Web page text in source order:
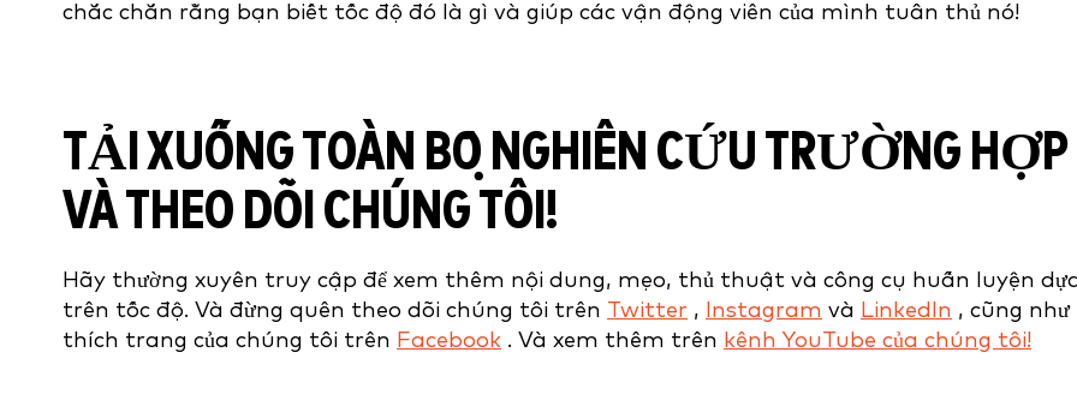
chắc chắn rằng bạn biết tốc độ đó là gì và giúp các vận động viên của mình tuân thủ nó!
TẢI XUỐNG TOÀN BỘ NGHIÊN CỨU TRƯỜNG HỢP
VÀ THEO DÕI CHÚNG TÔI!
Hãy thường xuyên truy cập để xem thêm nội dung, mẹo, thủ thuật và công cụ huấn luyện
trên tốc độ. Và đừng quên theo dõi chúng tôi trên Twitter , Instagram và LinkedIn , cũng như
thích trang của chúng tôi trên Facebook . Và xem thêm trên kênh YouTube của chúng tôi!